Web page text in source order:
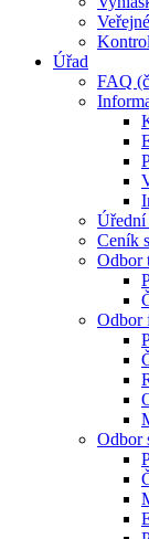
Úřad
FAQ
Úřední
Ceník
Odbor
Odbor
Odbor